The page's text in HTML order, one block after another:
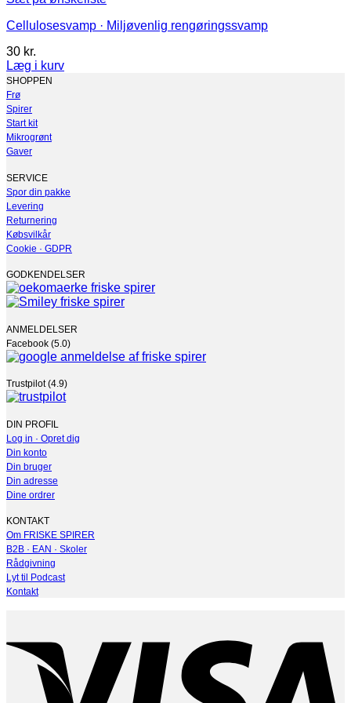
Cellulosesvamp · Miljøvenlig rengøringssvamp
30 kr.
Læg i kurv
Dette
vare
har
flere
varianter.
Mulighederne
vælges
på
varesiden
SHOPPEN
Frø
Spirer
Start kit
Mikrogrønt
Gaver
SERVICE
Spor din pakke
Levering
Returnering
Købsvilkår
Cookie · GDPR
GODKENDELSER
ANMELDELSER
Facebook (5.0)
Trustpilot (4.9)
DIN PROFIL
Log in · Opret dig
Din konto
Din bruger
Din adresse
Dine ordrer
KONTAKT
Om FRISKE SPIRER
B2B · EAN · Skoler
Rådgivning
Lyt til Podcast
Kontakt